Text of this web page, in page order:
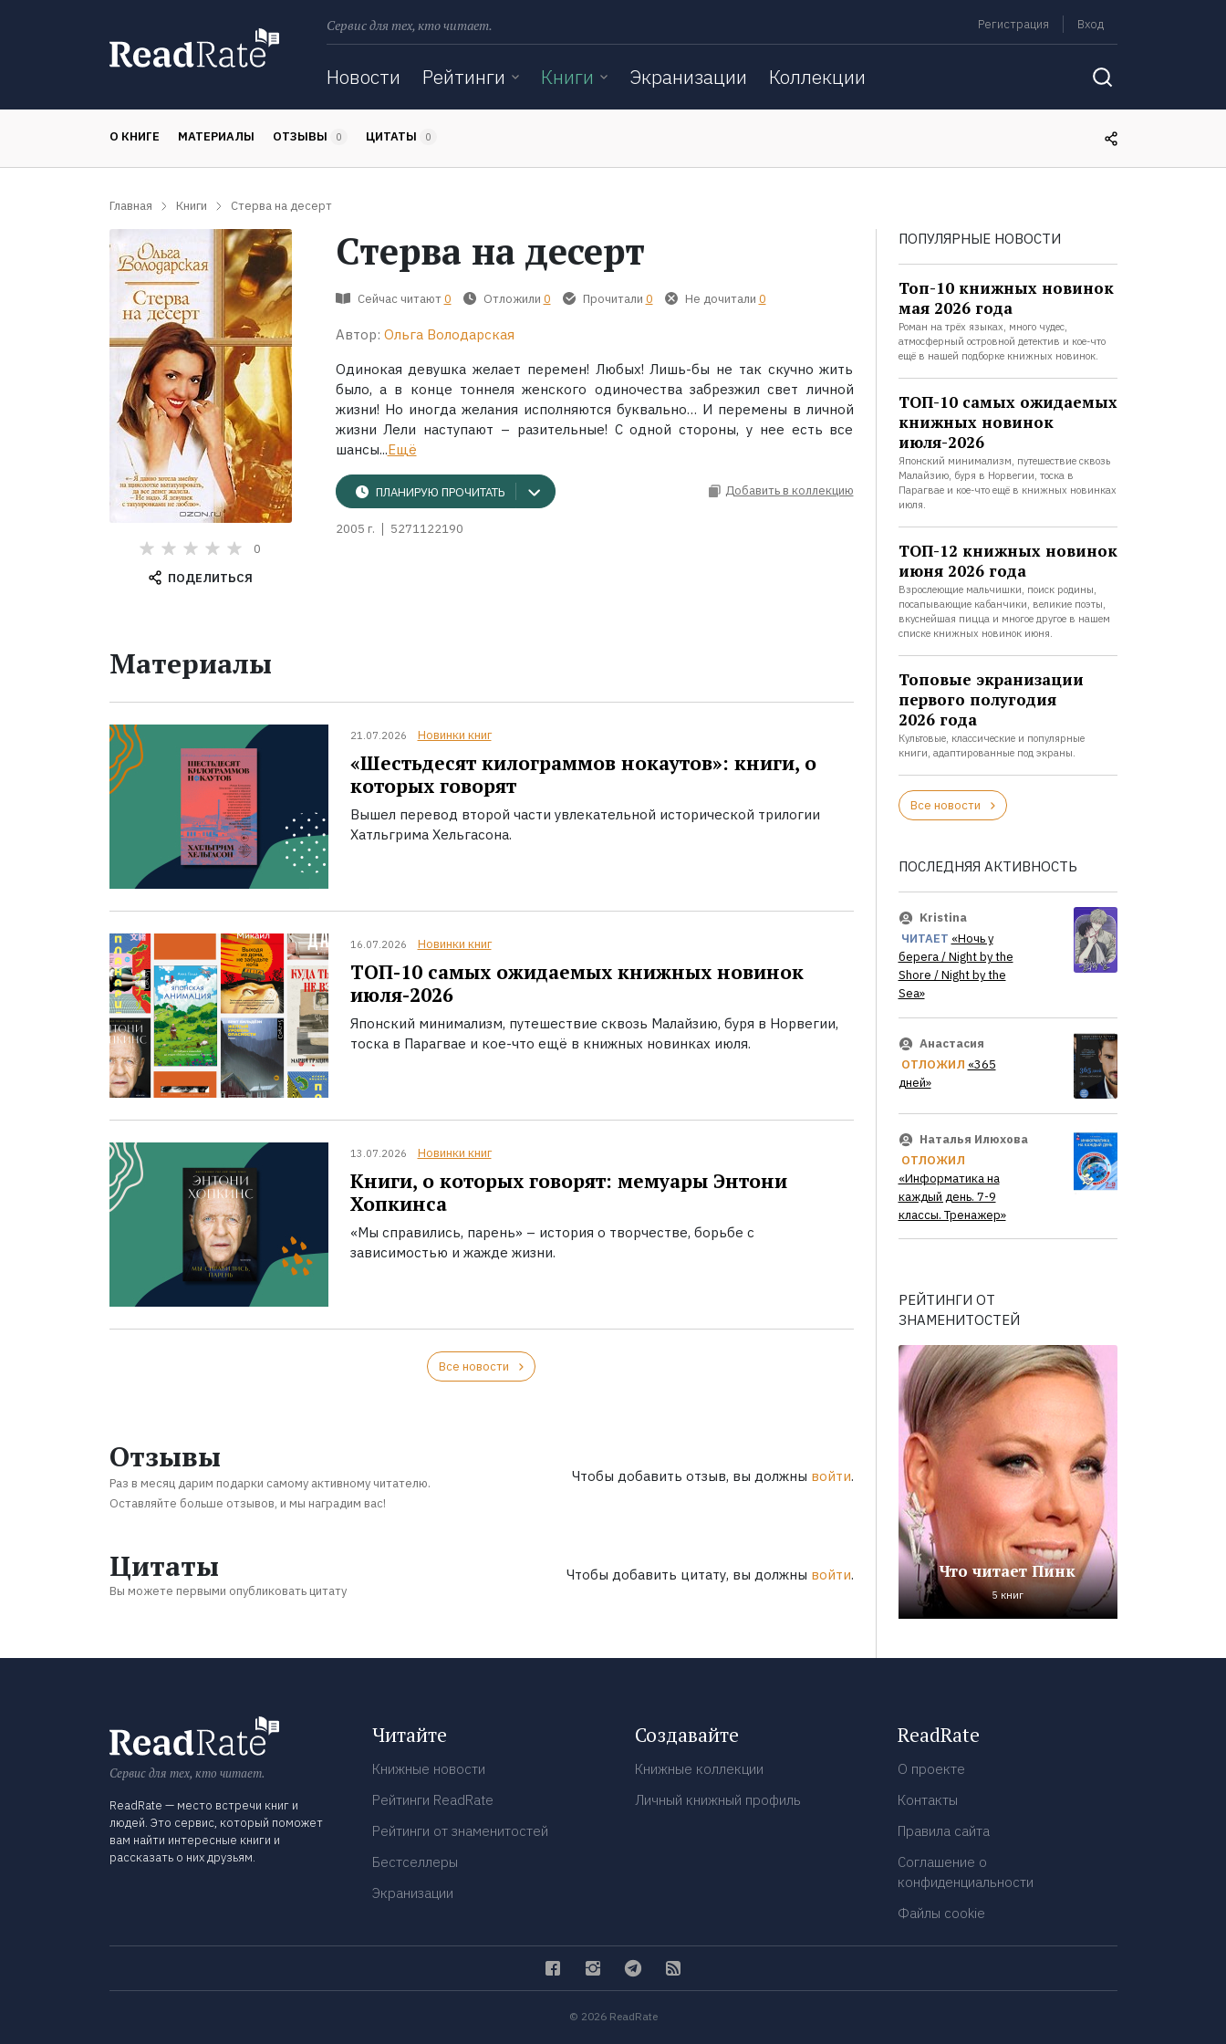
Сервис для тех, кто читает. Регистрация Вход
Новости Рейтинги Книги Экранизации Коллекции
О КНИГЕ МАТЕРИАЛЫ ОТЗЫВЫ 0 ЦИТАТЫ 0
Главная Книги Стерва на десерт
0
ПОДЕЛИТЬСЯ
Стерва на десерт
Сейчас читают 0 Отложили 0 Прочитали 0 Не дочитали 0
Автор: Ольга Володарская
Одинокая девушка желает перемен! Любых! Лишь-бы не так скучно жить
было, а в конце тоннеля женского одиночества забрезжил свет личной
жизни! Но иногда желания исполняются буквально… И перемены в личной
жизни Лели наступают – разительные! С одной стороны, у нее есть все
шансы...Ещё
ПЛАНИРУЮ ПРОЧИТАТЬ Добавить в коллекцию
2005 г. 5271122190
Материалы
21.07.2026 Новинки книг
«Шестьдесят килограммов нокаутов»: книги, о
которых говорят
Вышел перевод второй части увлекательной исторической трилогии
Хатльгрима Хельгасона.
16.07.2026 Новинки книг
ТОП-10 самых ожидаемых книжных новинок
июля-2026
Японский минимализм, путешествие сквозь Малайзию, буря в Норвегии,
тоска в Парагвае и кое-что ещё в книжных новинках июля.
13.07.2026 Новинки книг
Книги, о которых говорят: мемуары Энтони
Хопкинса
«Мы справились, парень» – история о творчестве, борьбе с
зависимостью и жажде жизни.
Все новости
Отзывы
Раз в месяц дарим подарки самому активному читателю.
Оставляйте больше отзывов, и мы наградим вас!
Чтобы добавить отзыв, вы должны войти.
Цитаты
Вы можете первыми опубликовать цитату
Чтобы добавить цитату, вы должны войти.
ПОПУЛЯРНЫЕ НОВОСТИ
Топ-10 книжных новинок
мая 2026 года
Роман на трёх языках, много чудес,
атмосферный островной детектив и кое-что
ещё в нашей подборке книжных новинок.
ТОП-10 самых ожидаемых
книжных новинок
июля-2026
Японский минимализм, путешествие сквозь
Малайзию, буря в Норвегии, тоска в
Парагвае и кое-что ещё в книжных новинках
июля.
ТОП-12 книжных новинок
июня 2026 года
Взрослеющие мальчишки, поиск родины,
посапывающие кабанчики, великие поэты,
вкуснейшая пицца и многое другое в нашем
списке книжных новинок июня.
Топовые экранизации
первого полугодия
2026 года
Культовые, классические и популярные
книги, адаптированные под экраны.
Все новости
ПОСЛЕДНЯЯ АКТИВНОСТЬ
Kristina
ЧИТАЕТ «Ночь у
берега / Night by the
Shore / Night by the
Sea»
Анастасия
ОТЛОЖИЛ «365
дней»
Наталья Илюхова
ОТЛОЖИЛ
«Информатика на
каждый день. 7-9
классы. Тренажер»
РЕЙТИНГИ ОТ
ЗНАМЕНИТОСТЕЙ
Что читает Пинк
5 книг
Сервис для тех, кто читает.
ReadRate — место встречи книг и
людей. Это сервис, который поможет
вам найти интересные книги и
рассказать о них друзьям.
Читайте
Книжные новости
Рейтинги ReadRate
Рейтинги от знаменитостей
Бестселлеры
Экранизации
Создавайте
Книжные коллекции
Личный книжный профиль
ReadRate
О проекте
Контакты
Правила сайта
Соглашение о
конфиденциальности
Файлы cookie
© 2026 ReadRate